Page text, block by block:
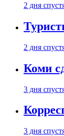
2 дня
2 дня
Коми
3 дня
3 дня